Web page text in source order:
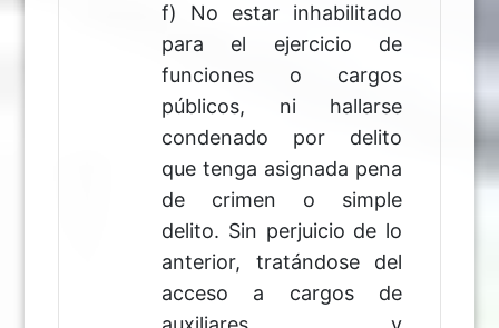
f) No estar inhabilitado
para el ejercicio de
funciones o cargos
públicos, ni hallarse
condenado por delito
que tenga asignada pena
de crimen o simple
delito. Sin perjuicio de lo
anterior, tratándose del
acceso a cargos de